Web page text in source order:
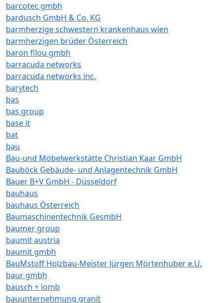
barcotec gmbh
bardusch GmbH & Co. KG
barmherzige schwestern krankenhaus wien
barmherzigen brüder Österreich
baron filou gmbh
barracuda networks
barracuda networks inc.
barytech
bas
bas group
base it
bat
bau
Bau-und Möbelwerkstätte Christian Kaar GmbH
Bauböck Gebäude- und Anlagentechnik GmbH
Bauer B+V GmbH - Düsseldorf
bauhaus
bauhaus Österreich
Baumaschinentechnik GesmbH
baumer group
baumit austria
baumit gmbh
BauMstoff Holzbau-Meister Jürgen Mörtenhuber e.U.
baur gmbh
bausch + lomb
bauunternehmung granit